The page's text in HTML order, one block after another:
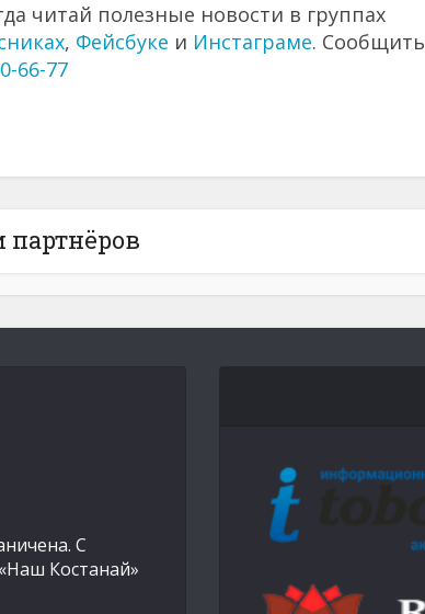
читай полезные новости в группах
, Фейсбуке и Инстаграме. Сообщить
66-77
партнёров
С
Костанай»